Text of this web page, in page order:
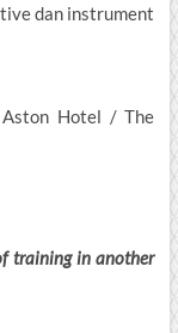
dan instrument
Hotel / The
training in another